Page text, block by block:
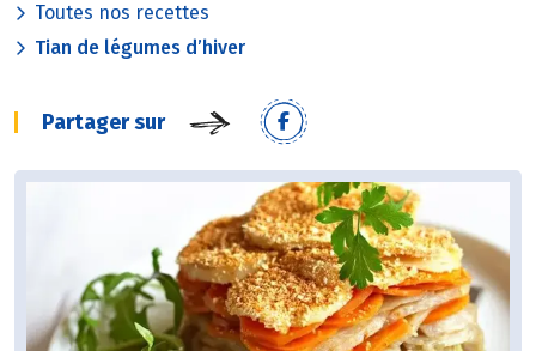
Toutes nos recettes
Tian de légumes d’hiver
Partager sur